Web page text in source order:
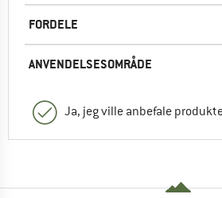
FORDELE
ANVENDELSESOMRÅDE
Ja, jeg ville anbefale